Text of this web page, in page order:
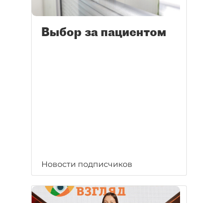
Выбор за пациентом
Новости подписчиков